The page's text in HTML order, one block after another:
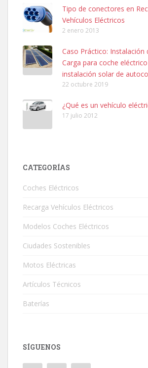
Tipo de conectores en
Vehículos Eléctricos
2 enero 2013
Caso Práctico: Instalación
Carga para coche
instalación solar de
22 octubre 2019
¿Qué es un vehículo
17 julio 2012
CATEGORÍAS
Coches Eléctricos
Recarga Vehículos Eléctricos
Modelos Coches Eléctricos
Ciudades Sostenibles
Motos Eléctricas
Artículos Técnicos
Baterías
SÍGUENOS